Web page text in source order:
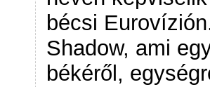
bécsi
Shadow, ami
békéről,